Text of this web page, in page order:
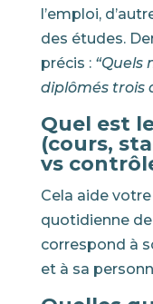
l’emploi,
des études.
précis : “Quels
diplômés trois
Quel est
(cours,
vs
Cela aide
quotidienne
correspond à
et à sa